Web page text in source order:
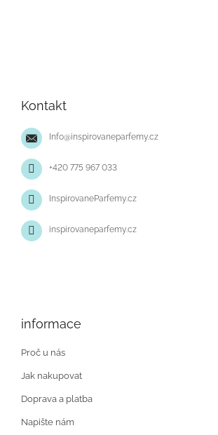
Kontakt
Info@inspirovaneparfemy.cz
+420 775 967 033
InspirovaneParfemy.cz
inspirovaneparfemy.cz
informace
Proč u nás
Jak nakupovat
Doprava a platba
Napište nám